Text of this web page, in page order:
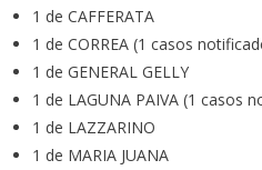
1 de CAFFERATA
1 de CORREA (1 casos
1 de GENERAL GELLY
1 de LAGUNA PAIVA (1 casos
1 de LAZZARINO
1 de MARIA JUANA